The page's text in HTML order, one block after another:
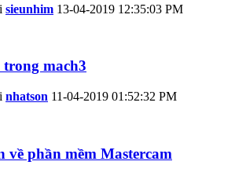
sieunhim 13-04-2019 12:35:03 PM
trong mach3
nhatson 11-04-2019 01:52:32 PM
về phần mềm Mastercam